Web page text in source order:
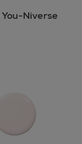
Niverse